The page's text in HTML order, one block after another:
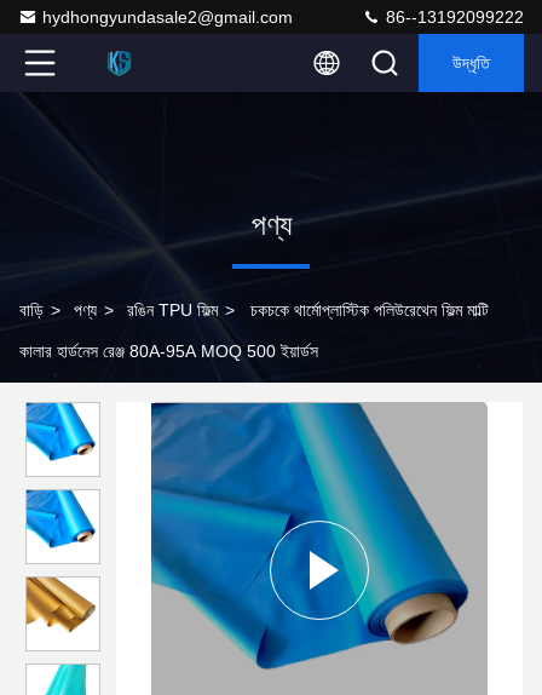
hydhongyundasale2@gmail.com 86--13192099222
উদ্ধৃতি
পণ্য
বাড়ি > পণ্য > রঙিন TPU ফিল্ম > চকচকে থার্মোপ্লাস্টিক পলিউরেথেন ফিল্ম মাল্টি
কালার হার্ডনেস রেঞ্জ 80A-95A MOQ 500 ইয়ার্ডস